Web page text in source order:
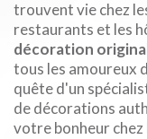
trouvent vie chez
restaurants et les
décoration
tous les amoureux
quête d'un
de décorations
votre bonheur